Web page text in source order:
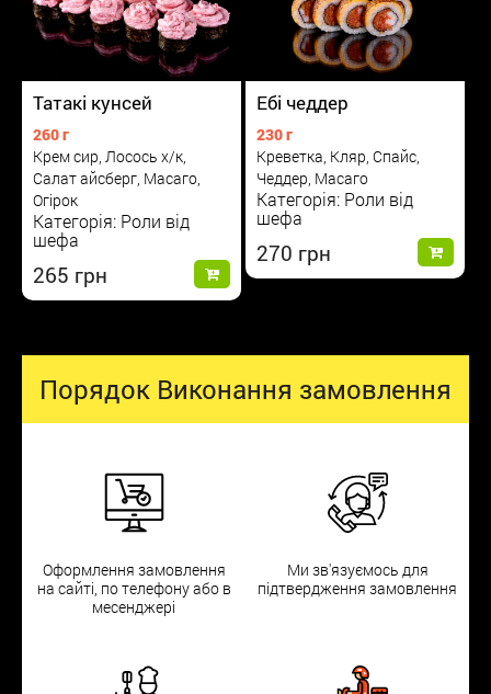
Татакі кунсей
260 г
Крем сир, Лосось х/к,
Салат айсберг, Масаго,
Огірок
Категорія: Роли від
шефа
265
Ебі чеддер
230 г
Креветка, Кляр, Спайс,
Чеддер, Масаго
Категорія: Роли від
шефа
270
Порядок Виконання замовлення
Оформлення замовлення
на сайті, по телефону або в
месенджері
Ми зв'язуємось для
підтвердження замовлення